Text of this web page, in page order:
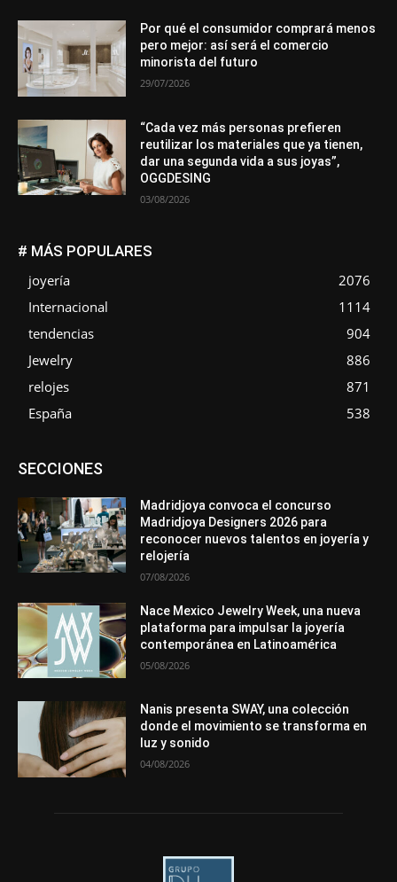
Por qué el consumidor comprará menos
pero mejor: así será el comercio
minorista del futuro
29/07/2026
“Cada vez más personas prefieren
reutilizar los materiales que ya tienen,
dar una segunda vida a sus joyas”,
OGGDESING
03/08/2026
# MÁS POPULARES
joyería
2076
Internacional
1114
tendencias
904
Jewelry
886
relojes
871
España
538
SECCIONESAsociaciones
Entrevistas
Mundo Técnico
Novedades Opiniones
Perspectiva
Premios
Secciones Sin categoría
Más
Madridjoya convoca el concurso
Madridjoya Designers 2026 para
reconocer nuevos talentos en joyería y
relojería
07/08/2026
Nace Mexico Jewelry Week, una nueva
plataforma para impulsar la joyería
contemporánea en Latinoamérica
05/08/2026
Nanis presenta SWAY, una colección
donde el movimiento se transforma en
luz y sonido
04/08/2026